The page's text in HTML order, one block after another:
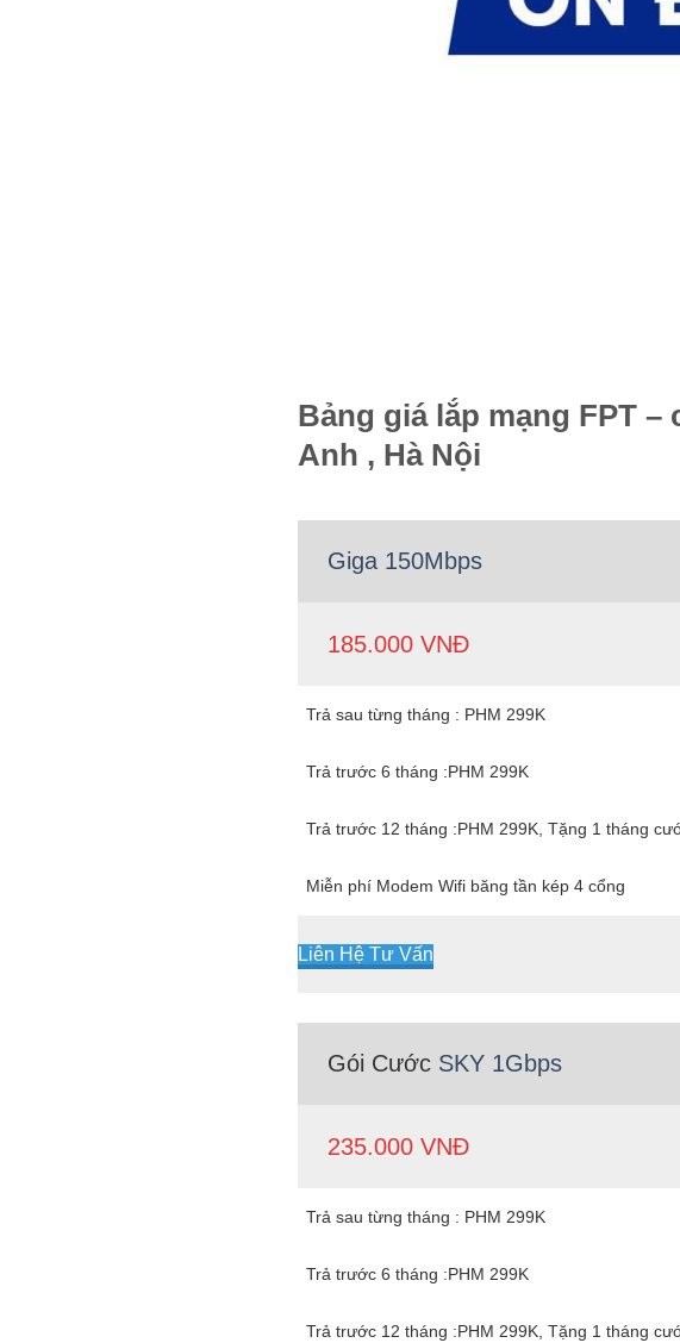
Bảng giá lắp mạng FPT
Anh , Hà Nội
Giga 150Mbps
185.000 VNĐ
Trả sau từng tháng : PHM 299K
Trả trước 6 tháng :PHM 299K
Trả trước 12 tháng :PHM 299K, Tặng 1 tháng
Miễn phí Modem Wifi băng tần kép 4 cổng
Liên Hệ Tư Vấn
Gói Cước SKY 1Gbps
235.000 VNĐ
Trả sau từng tháng : PHM 299K
Trả trước 6 tháng :PHM 299K
Trả trước 12 tháng :PHM 299K, Tặng 1 tháng